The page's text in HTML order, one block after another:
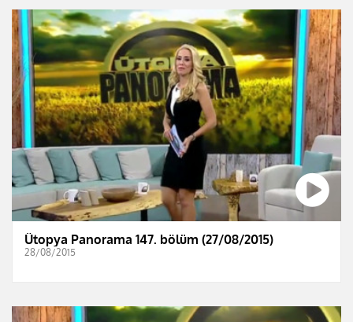
Ütopya Panorama 147. bölüm (27/08/2015)
28/08/2015